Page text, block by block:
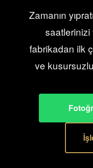
Zamanın
fabrikadan ilk
ve